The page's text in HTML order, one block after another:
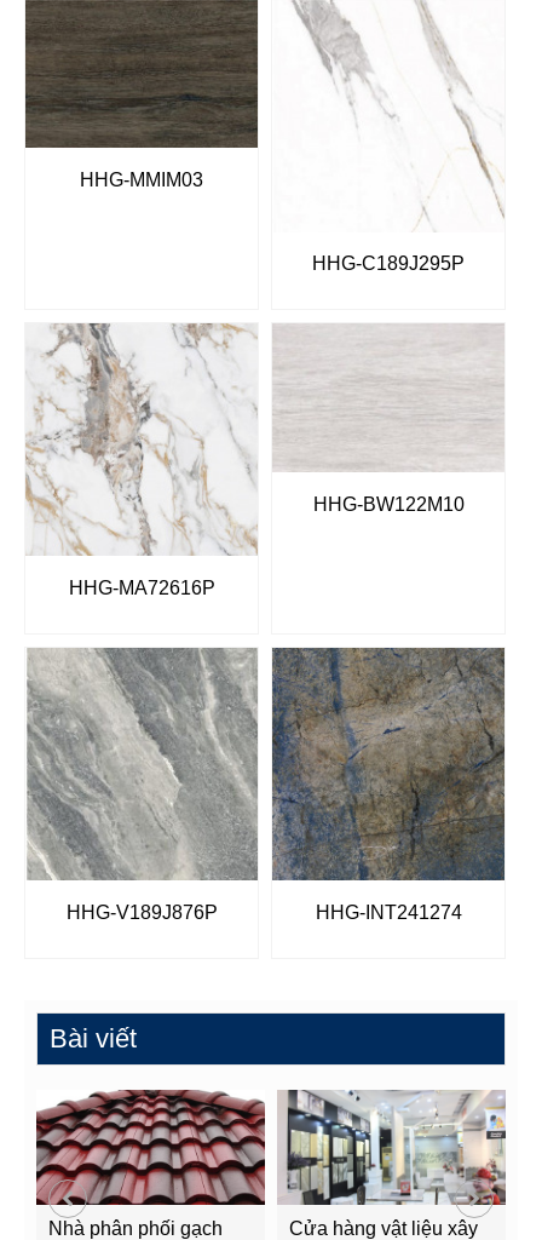
HHG-MMIM03
HHG-C189J295P
HHG-MA72616P
HHG-BW122M10
HHG-V189J876P HHG-INT241274
Bài viết
Nhà phân phối gạch
Cửa hàng vật liệu xây